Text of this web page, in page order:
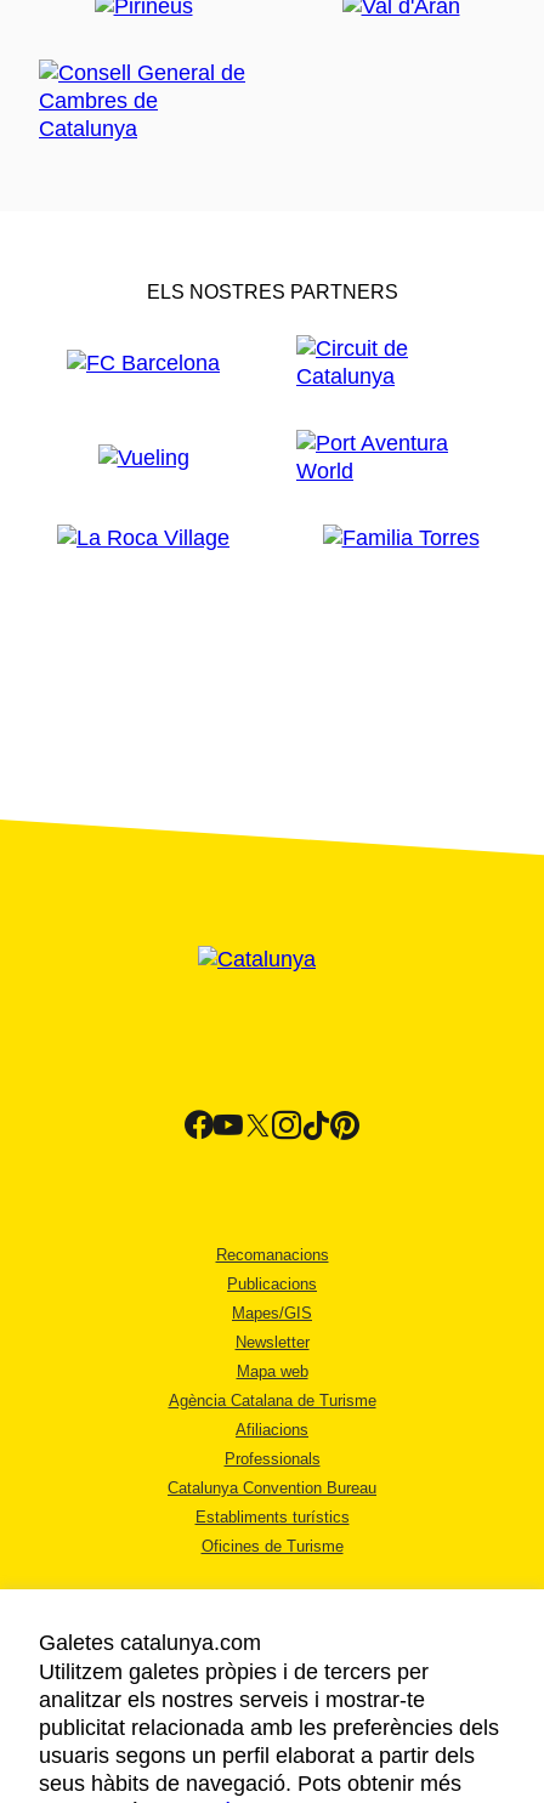
ELS NOSTRES PARTNERS
Recomanacions
Publicacions
Mapes/GIS
Newsletter
Mapa web
Agència Catalana de Turisme
Afiliacions
Professionals
Catalunya Convention Bureau
Establiments turístics
Oficines de Turisme
AVÍS LEGAL
POLÍTICA DE PRIVACITAT
COOKIES
Galetes catalunya.com
Utilitzem galetes pròpies i de tercers per
analitzar els nostres serveis i mostrar-te
publicitat relacionada amb les preferències dels
usuaris segons un perfil elaborat a partir dels
seus hàbits de navegació. Pots obtenir més